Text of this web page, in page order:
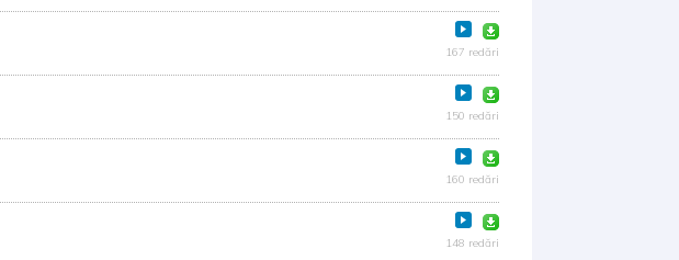
167 redări
150 redări
160 redări
148 redări